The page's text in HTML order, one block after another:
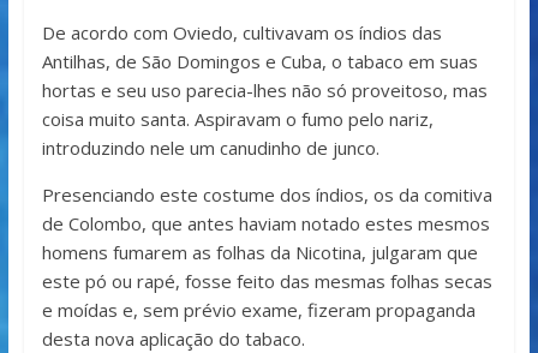
De acordo com Oviedo, cultivavam os índios das
Antilhas, de São Domingos e Cuba, o tabaco em suas
hortas e seu uso parecia-lhes não só proveitoso, mas
coisa muito santa. Aspiravam o fumo pelo nariz,
introduzindo nele um canudinho de junco.
Presenciando este costume dos índios, os da comitiva
de Colombo, que antes haviam notado estes mesmos
homens fumarem as folhas da Nicotina, julgaram que
este pó ou rapé, fosse feito das mesmas folhas secas
e moídas e, sem prévio exame, fizeram propaganda
desta nova aplicação do tabaco.